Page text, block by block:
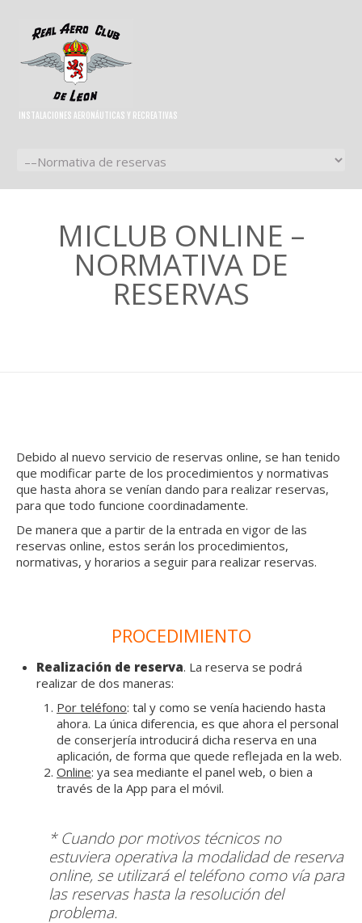
INSTALACIONES AERONÁUTICAS Y RECREATIVAS
MICLUB ONLINE –
NORMATIVA DE
RESERVAS
Debido al nuevo servicio de reservas online, se han tenido
que modificar parte de los procedimientos y normativas
que hasta ahora se venían dando para realizar reservas,
para que todo funcione coordinadamente.
De manera que a partir de la entrada en vigor de las
reservas online, estos serán los procedimientos,
normativas, y horarios a seguir para realizar reservas.
PROCEDIMIENTO
Realización de reserva. La reserva se podrá
realizar de dos maneras:
Por teléfono: tal y como se venía haciendo hasta
ahora. La única diferencia, es que ahora el personal
de conserjería introducirá dicha reserva en una
aplicación, de forma que quede reflejada en la web.
Online: ya sea mediante el panel web, o bien a
través de la App para el móvil.
* Cuando por motivos técnicos no
estuviera operativa la modalidad de reserva
online, se utilizará el teléfono como vía para
las reservas hasta la resolución del
problema.